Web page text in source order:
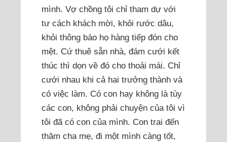
mình. Vợ chồng tôi chỉ tham dự với
tư cách khách mời, khỏi rước dâu,
khỏi thông báo họ hàng tiếp đón cho
mệt. Cứ thuê sẵn nhà, đám cưới kết
thúc thì dọn về đó cho thoải mái. Chỉ
cưới nhau khi cả hai trưởng thành và
có việc làm. Có con hay không là tùy
các con, không phải chuyện của tôi vì
tôi đã có con của mình. Con trai đến
thăm cha mẹ, đi một mình càng tốt,